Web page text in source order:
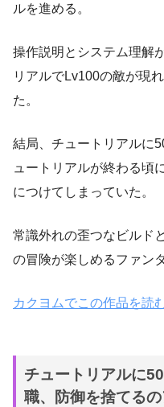
ルを進める。
操作説明とシステム理解
リアルでLv100の敵が現
た。
結局、チュートリアルに
ュートリアルが終わる頃
につけてしまっていた。
常識外れの歪つなビルド
の冒険が楽しめるファン
カクヨムでこの作品を読
チュートリアルに
職、防御を捨てる